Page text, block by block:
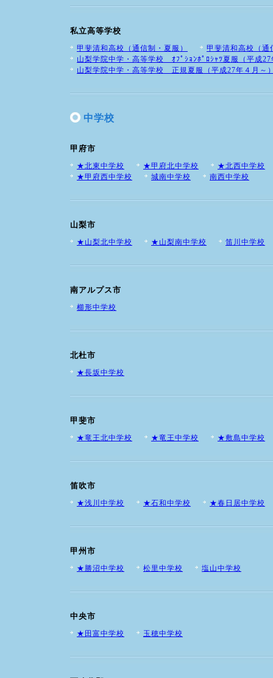
私立高等学校
甲斐清和高校（通信制・夏服）
甲斐清和高校（通
山梨学院中学・高等学校 ｵﾌﾟｼｮﾝﾎﾟﾛｼｬﾂ夏服（平成27
山梨学院中学・高等学校 正規夏服（平成27年４月～
中学校
甲府市
★北東中学校 ★甲府北中学校
★北西中学校
★甲府西中学校
城南中学校 南西中学校
山梨市
★山梨北中学校 ★山梨南中学校 笛川中学校
南アルプス市
櫛形中学校
北杜市
★長坂中学校
甲斐市
★竜王北中学校 ★竜王中学校 ★敷島中学校
笛吹市
★浅川中学校 ★石和中学校 ★春日居中学校
甲州市
★勝沼中学校 松里中学校 塩山中学校
中央市
★田富中学校 玉穂中学校